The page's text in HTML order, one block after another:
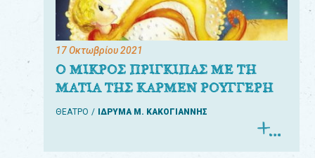
17 Οκτωβρίου 2021
Ο ΜΙΚΡΟΣ ΠΡΙΓΚΙΠΑΣ ΜΕ ΤΗ
ΜΑΤΙΑ ΤΗΣ ΚΑΡΜΕΝ ΡΟΥΓΓΕΡΗ
ΘΕΑΤΡΟ ΙΔΡΥΜΑ Μ. ΚΑΚΟΓΙΑΝΝΗΣ